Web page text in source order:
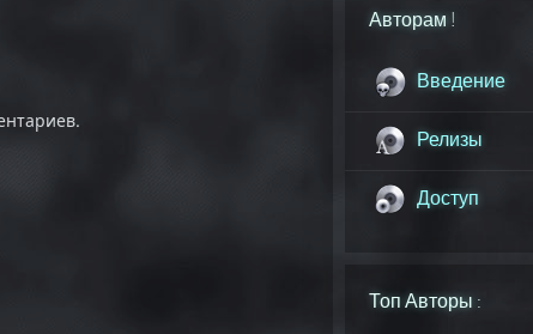
Авторам !
Введение
Релизы
Доступ
Топ Авторы :